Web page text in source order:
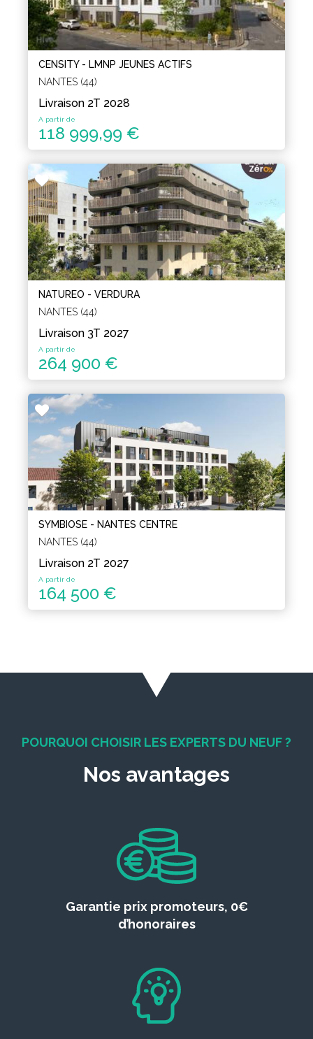
CENSITY - LMNP JEUNES ACTIFS
NANTES (44)
Livraison 2T 2028
A partir de
118 999,99 €
NATUREO - VERDURA
NANTES (44)
Livraison 3T 2027
A partir de
264 900 €
SYMBIOSE - NANTES CENTRE
NANTES (44)
Livraison 2T 2027
A partir de
164 500 €
POURQUOI CHOISIR LES EXPERTS DU NEUF ?
Nos avantages
Garantie prix promoteurs, 0€
d’honoraires